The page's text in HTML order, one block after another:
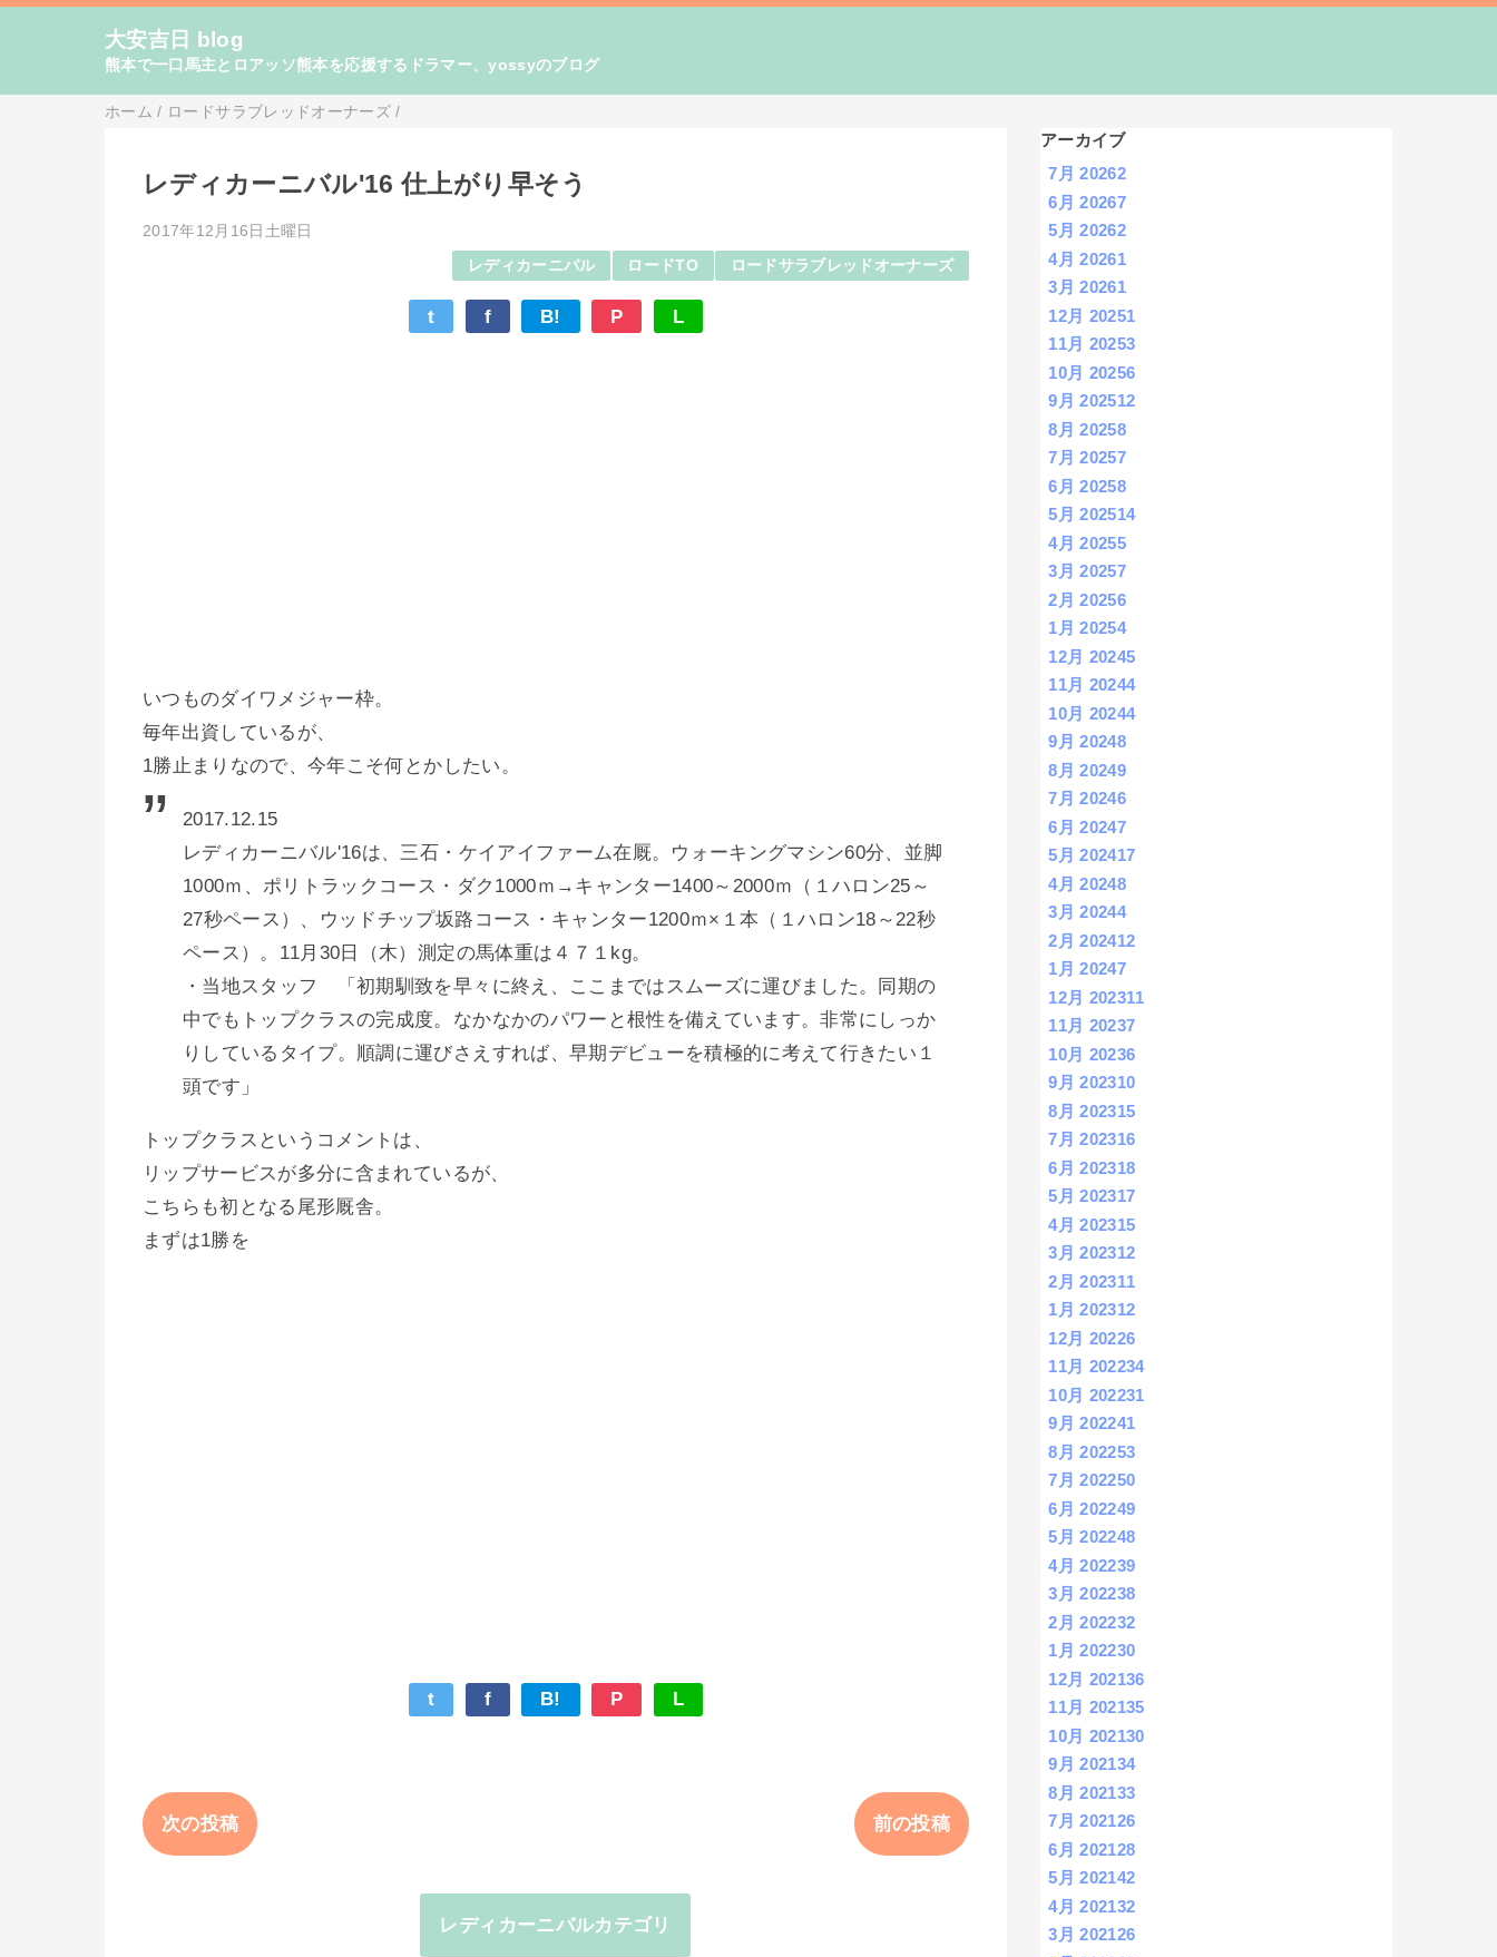
大安吉日 blog
熊本で一口馬主とロアッソ熊本を応援するドラマー、yossyのブログ
ホーム / ロードサラブレッドオーナーズ /
レディカーニバル'16 仕上がり早そう
2017年12月16日土曜日
レディカーニバル ロードTO ロードサラブレッドオーナーズ
t f B! P L
いつものダイワメジャー枠。
毎年出資しているが、
1勝止まりなので、今年こそ何とかしたい。
2017.12.15
レディカーニバル'16は、三石・ケイアイファーム在厩。ウォーキングマシン60分、並脚
1000ｍ、ポリトラックコース・ダク1000ｍ→キャンター1400～2000ｍ（１ハロン25～
27秒ペース）、ウッドチップ坂路コース・キャンター1200ｍ×１本（１ハロン18～22秒
ペース）。11月30日（木）測定の馬体重は４７１kg。
・当地スタッフ 「初期馴致を早々に終え、ここまではスムーズに運びました。同期の
中でもトップクラスの完成度。なかなかのパワーと根性を備えています。非常にしっか
りしているタイプ。順調に運びさえすれば、早期デビューを積極的に考えて行きたい１
頭です」
トップクラスというコメントは、
リップサービスが多分に含まれているが、
こちらも初となる尾形厩舎。
まずは1勝を
t f B! P L
次の投稿 前の投稿
レディカーニバルカテゴリ
アーカイブ
7月 20262
6月 20267
5月 20262
4月 20261
3月 20261
12月 20251
11月 20253
10月 20256
9月 202512
8月 20258
7月 20257
6月 20258
5月 202514
4月 20255
3月 20257
2月 20256
1月 20254
12月 20245
11月 20244
10月 20244
9月 20248
8月 20249
7月 20246
6月 20247
5月 202417
4月 20248
3月 20244
2月 202412
1月 20247
12月 202311
11月 20237
10月 20236
9月 202310
8月 202315
7月 202316
6月 202318
5月 202317
4月 202315
3月 202312
2月 202311
1月 202312
12月 20226
11月 202234
10月 202231
9月 202241
8月 202253
7月 202250
6月 202249
5月 202248
4月 202239
3月 202238
2月 202232
1月 202230
12月 202136
11月 202135
10月 202130
9月 202134
8月 202133
7月 202126
6月 202128
5月 202142
4月 202132
3月 202126